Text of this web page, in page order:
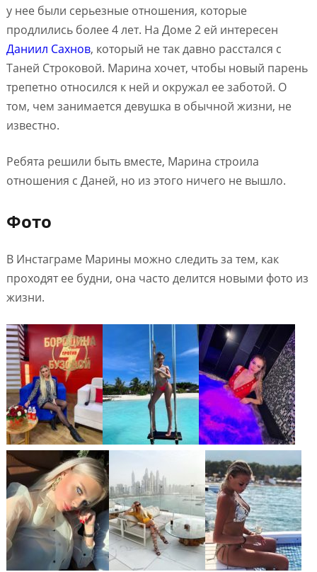
у нее были серьезные отношения, которые
продлились более 4 лет. На Доме 2 ей интересен
Даниил Сахнов, который не так давно расстался с
Таней Строковой. Марина хочет, чтобы новый парень
трепетно относился к ней и окружал ее заботой. О
том, чем занимается девушка в обычной жизни, не
известно.
Ребята решили быть вместе, Марина строила
отношения с Даней, но из этого ничего не вышло.
Фото
В Инстаграме Марины можно следить за тем, как
проходят ее будни, она часто делится новыми фото из
жизни.